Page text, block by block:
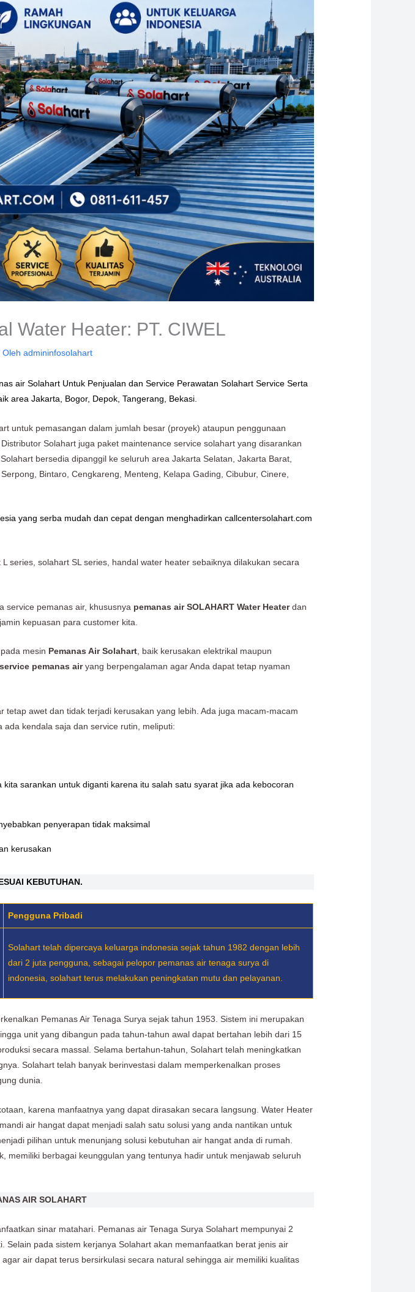
Water Heater: PT. CIWEL
Olehadmininfosolahart
air Solahart Untuk Penjualan dan Service Perawatan Solahart Service Serta
area Jakarta, Bogor, Depok, Tangerang, Bekasi.
untuk pemasangan dalam jumlah besar (proyek) ataupun penggunaan
Solahart juga paket maintenance service solahart yang disarankan
bersedia dipanggil ke seluruh area Jakarta Selatan, Jakarta Barat,
Bintaro, Cengkareng, Menteng, Kelapa Gading, Cibubur, Cinere,
yang serba mudah dan cepat dengan menghadirkan callcentersolahart.com
series, solahart SL series, handal water heater sebaiknya dilakukan secara
service pemanas air, khususnya pemanas air SOLAHART Water Heaterdan
kepuasan para customer kita.
mesin Pemanas Air Solahart, baik kerusakan elektrikal maupun
service pemanas airyang berpengalaman agar Anda dapat tetap nyaman
tetap awet dan tidak terjadi kerusakan yang lebih. Ada juga macam-macam
kendala saja dan service rutin, meliputi:
sarankan untuk diganti karena itu salah satu syarat jika ada kebocoran
penyerapan tidak maksimal
kerusakan
KEBUTUHAN.
Pengguna Pribadi
Solahart telah dipercaya keluarga indonesia sejak tahun 1982 dengan lebih
dari 2 juta pengguna, sebagai pelopor pemanas air tenaga surya di
indonesia, solahart terus melakukan peningkatan mutu dan pelayanan.
Pemanas Air Tenaga Surya sejak tahun 1953. Sistem ini merupakan
unit yang dibangun pada tahun-tahun awal dapat bertahan lebih dari 15
secara massal. Selama bertahun-tahun, Solahart telah meningkatkan
Solahart telah banyak berinvestasi dalam memperkenalkan proses
dunia.
karena manfaatnya yang dapat dirasakan secara langsung. Water Heater
air hangat dapat menjadi salah satu solusi yang anda nantikan untuk
pilihan untuk menunjang solusi kebutuhan air hangat anda di rumah.
berbagai keunggulan yang tentunya hadir untuk menjawab seluruh
AIR SOLAHART
sinar matahari. Pemanas air Tenaga Surya Solahart mempunyai 2
pada sistem kerjanya Solahart akan memanfaatkan berat jenis air
air dapat terus bersirkulasi secara natural sehingga air memiliki kualitas